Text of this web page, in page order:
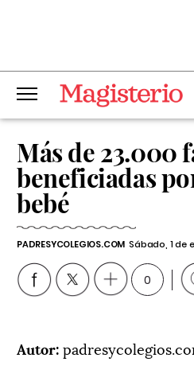
Más de 23.000
beneficiadas
bebé
PADRESYCOLEGIOS.COM Sábado, 1 de
0
Autor: